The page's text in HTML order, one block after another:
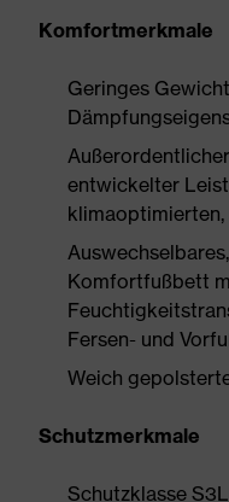
Komfortmerkmale
Geringes
entwickelter
Komfortfußbett
Fersen- und
Weich
Schutzmerkmale
Schutzklasse